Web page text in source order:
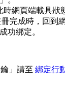
時網頁端載具
完成時，回到
功綁定。
」請至 綁定行